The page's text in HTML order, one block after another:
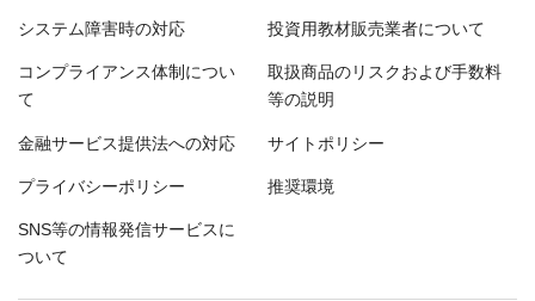
システム障害時の対応 投資用教材販売業者について
コンプライアンス体制につい
て
取扱商品のリスクおよび手数料
等の説明
金融サービス提供法への対応 サイトポリシー
プライバシーポリシー 推奨環境
SNS等の情報発信サービスに
ついて